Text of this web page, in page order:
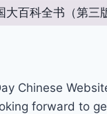
大百科全书（第三
Chinese
forward to